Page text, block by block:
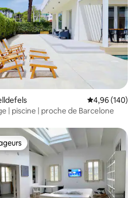
Évaluation
4,96 (140)
| piscine | proche de Barcelone
les plus appréciés